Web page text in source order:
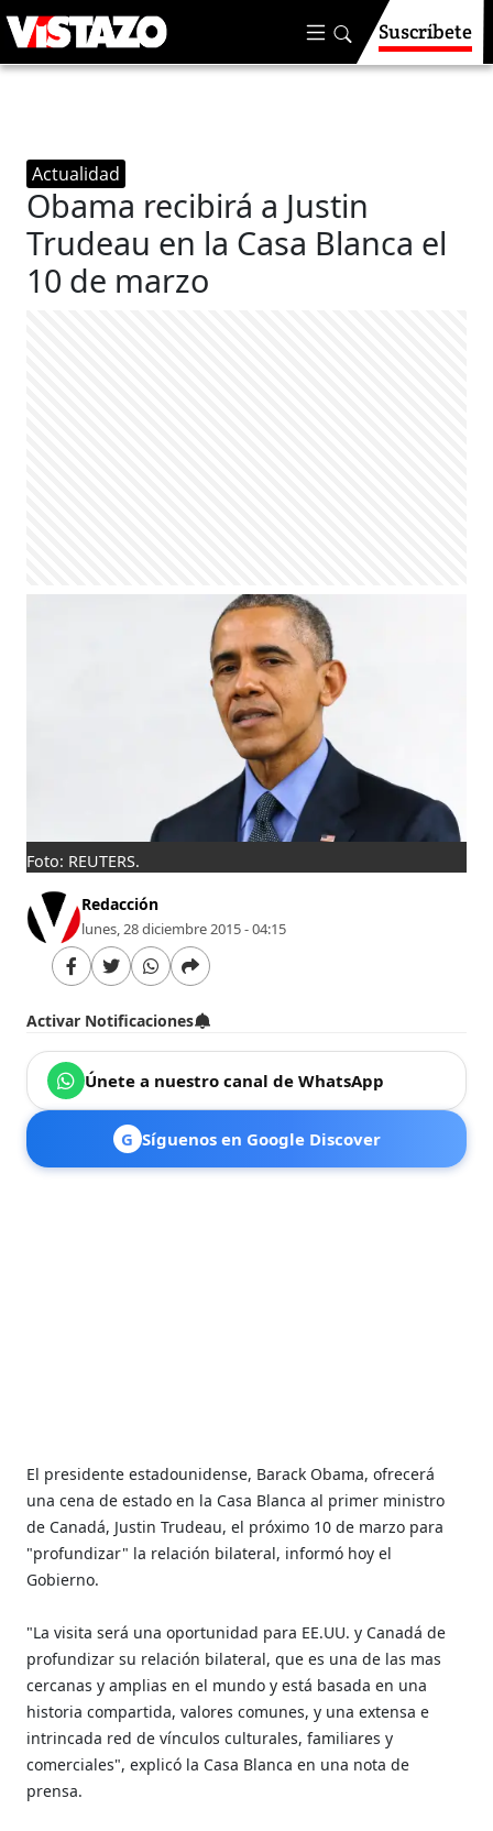
Suscríbete
Actualidad
Obama recibirá a Justin
Trudeau en la Casa Blanca el
10 de marzo
Foto: REUTERS.
Redacción
lunes, 28 diciembre 2015 - 04:15
Activar Notificaciones
Únete a nuestro canal de WhatsApp
G Síguenos en Google Discover
El presidente estadounidense, Barack Obama, ofrecerá
una cena de estado en la Casa Blanca al primer ministro
de Canadá, Justin Trudeau, el próximo 10 de marzo para
"profundizar" la relación bilateral, informó hoy el
Gobierno.
"La visita será una oportunidad para EE.UU. y Canadá de
profundizar su relación bilateral, que es una de las mas
cercanas y amplias en el mundo y está basada en una
historia compartida, valores comunes, y una extensa e
intrincada red de vínculos culturales, familiares y
comerciales", explicó la Casa Blanca en una nota de
prensa.